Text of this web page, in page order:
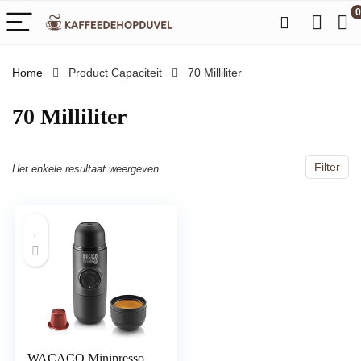
0
Home Product Capaciteit ‎70 Milliliter
‎70 Milliliter
Filter
Het enkele resultaat weergeven
WACACO Minipresso